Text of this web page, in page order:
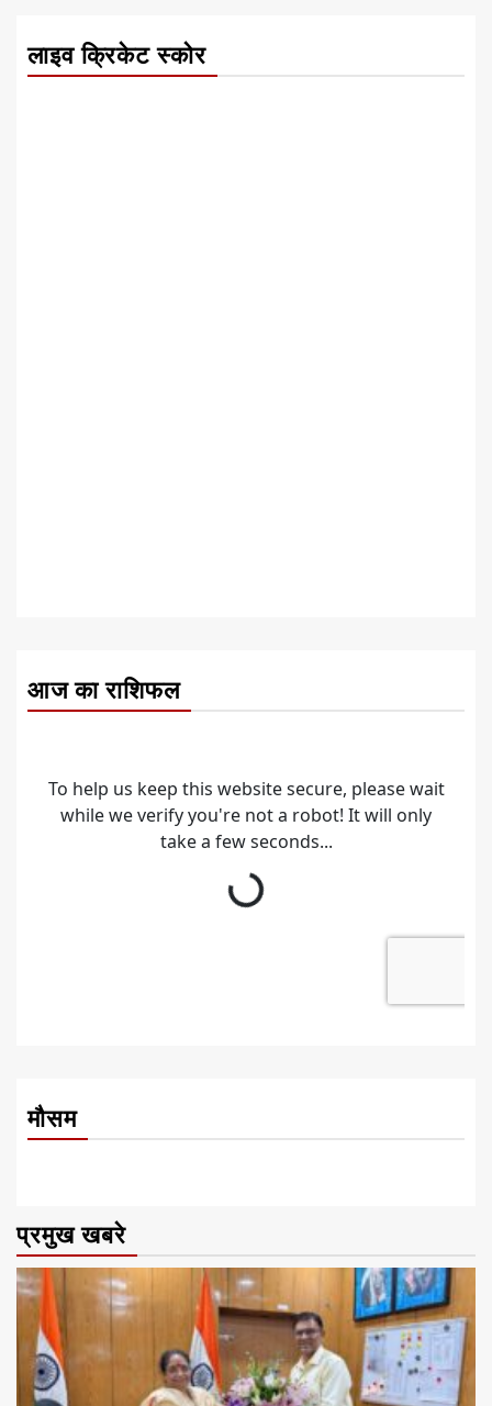
लाइव क्रिकेट स्कोर
आज का राशिफल
मौसम
प्रमुख खबरे